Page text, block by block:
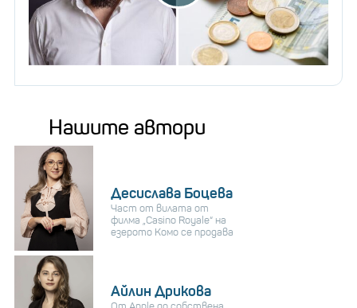
Нашите автори
Десислава Боцева
Част от вилата от
филма „Casino Royale“ на
езерото Комо се продава
Айлин Дрикова